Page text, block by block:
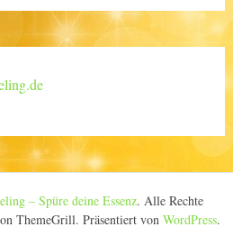
– Spüre deine Essenz. Alle Rechte
ThemeGrill. Präsentiert von WordPress.